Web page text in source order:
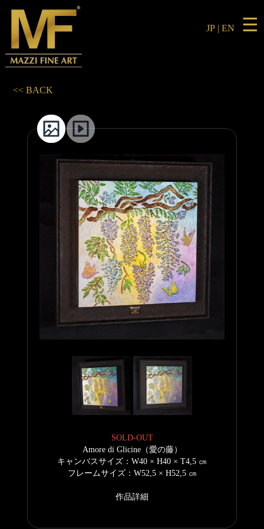
JP| EN ☰
<< BACK
SOLD-OUT
Amore di Glicine（愛の藤）
キャンバスサイズ：W40 × H40 × T4,5 ㎝
フレームサイズ：W52,5 × H52,5 ㎝
作品詳細